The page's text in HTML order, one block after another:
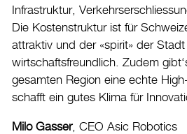
Infrastruktur,
Die Kostenstruktur ist für
attraktiv und der «spirit» der
wirtschaftsfreundlich. Zudem
gesamten Region eine echte
schafft ein gutes Klima für
Milo Gasser, CEO Asic Robotics